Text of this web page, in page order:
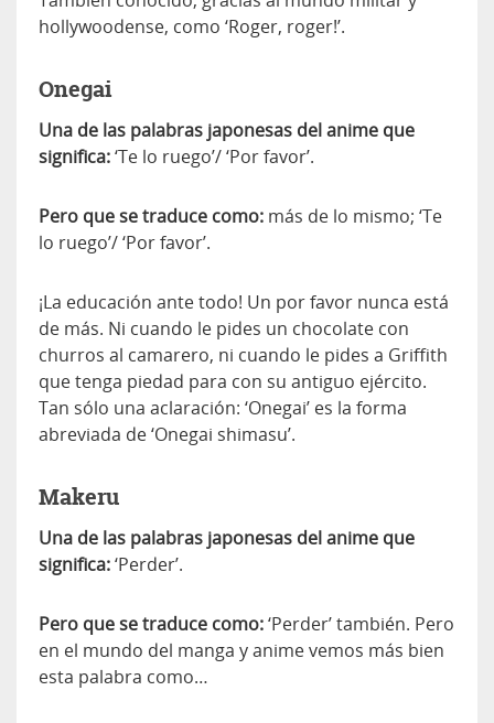
hollywoodense, como ‘Roger, roger!’.
Onegai
Una de las palabras japonesas del anime que
significa:‘Te lo ruego’/ ‘Por favor’.
Pero que se traduce como: más de lo mismo; ‘Te
lo ruego’/ ‘Por favor’.
¡La educación ante todo! Un por favor nunca está
de más. Ni cuando le pides un chocolate con
churros al camarero, ni cuando le pides a Griffith
que tenga piedad para con su antiguo ejército.
Tan sólo una aclaración: ‘Onegai’ es la forma
abreviada de ‘Onegai shimasu’.
Makeru
Una de las palabras japonesas del anime que
significa:‘Perder’.
Pero que se traduce como:‘Perder’ también. Pero
en el mundo del manga y anime vemos más bien
esta palabra como…